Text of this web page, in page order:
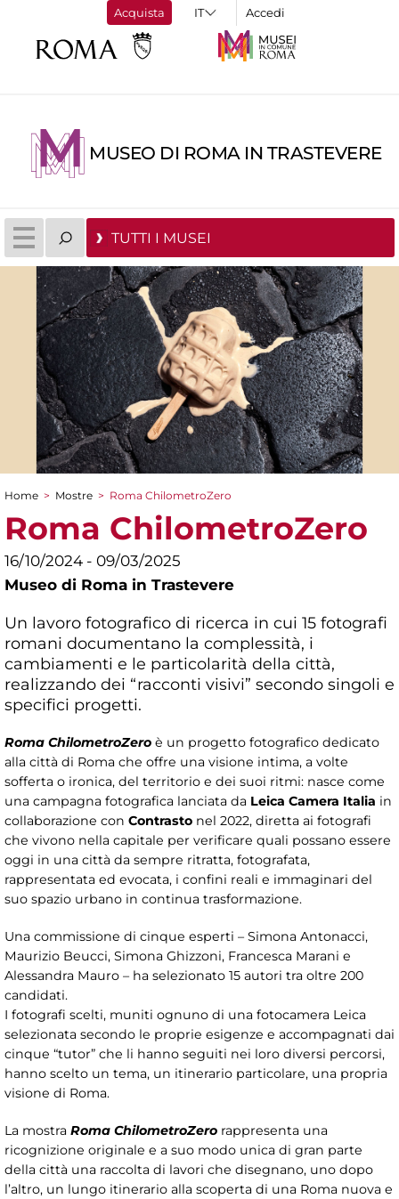
Acquista Accedi
MUSEO DI ROMA IN TRASTEVERE
TUTTI I MUSEI
Tu sei qui
Home > Mostre > Roma ChilometroZero
Roma ChilometroZero
16/10/2024 - 09/03/2025
Museo di Roma in Trastevere
Un lavoro fotografico di ricerca in cui 15 fotografi
romani documentano la complessità, i
cambiamenti e le particolarità della città,
realizzando dei “racconti visivi” secondo singoli e
specifici progetti.
Roma ChilometroZero è un progetto fotografico dedicato
alla città di Roma che offre una visione intima, a volte
sofferta o ironica, del territorio e dei suoi ritmi: nasce come
una campagna fotografica lanciata da Leica Camera Italia in
collaborazione con Contrasto nel 2022, diretta ai fotografi
che vivono nella capitale per verificare quali possano essere
oggi in una città da sempre ritratta, fotografata,
rappresentata ed evocata, i confini reali e immaginari del
suo spazio urbano in continua trasformazione.
Una commissione di cinque esperti – Simona Antonacci,
Maurizio Beucci, Simona Ghizzoni, Francesca Marani e
Alessandra Mauro – ha selezionato 15 autori tra oltre 200
candidati.
I fotografi scelti, muniti ognuno di una fotocamera Leica
selezionata secondo le proprie esigenze e accompagnati dai
cinque “tutor” che li hanno seguiti nei loro diversi percorsi,
hanno scelto un tema, un itinerario particolare, una propria
visione di Roma.
La mostra Roma ChilometroZero rappresenta una
ricognizione originale e a suo modo unica di gran parte
della città una raccolta di lavori che disegnano, uno dopo
l’altro, un lungo itinerario alla scoperta di una Roma nuova e